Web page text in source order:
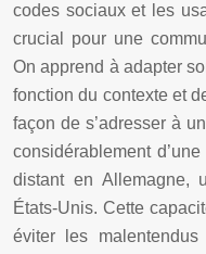
codes sociaux et les
crucial pour une
On apprend à adapter
fonction du contexte et
façon de s’adresser à
considérablement
distant en Allemagne,
États-Unis. Cette
éviter les